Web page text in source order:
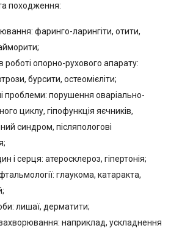
походження:
фаринго-ларингіти, отити,
роботі опорно-рухового апарату:
бурсити, остеомієліти;
проблеми: порушення оваріально-
циклу, гіпофункція яєчників,
синдром, післяпологові
і серця: атеросклероз, гіпертонія;
глаукома, катаракта,
лишаї, дерматити;
наприклад, ускладнення